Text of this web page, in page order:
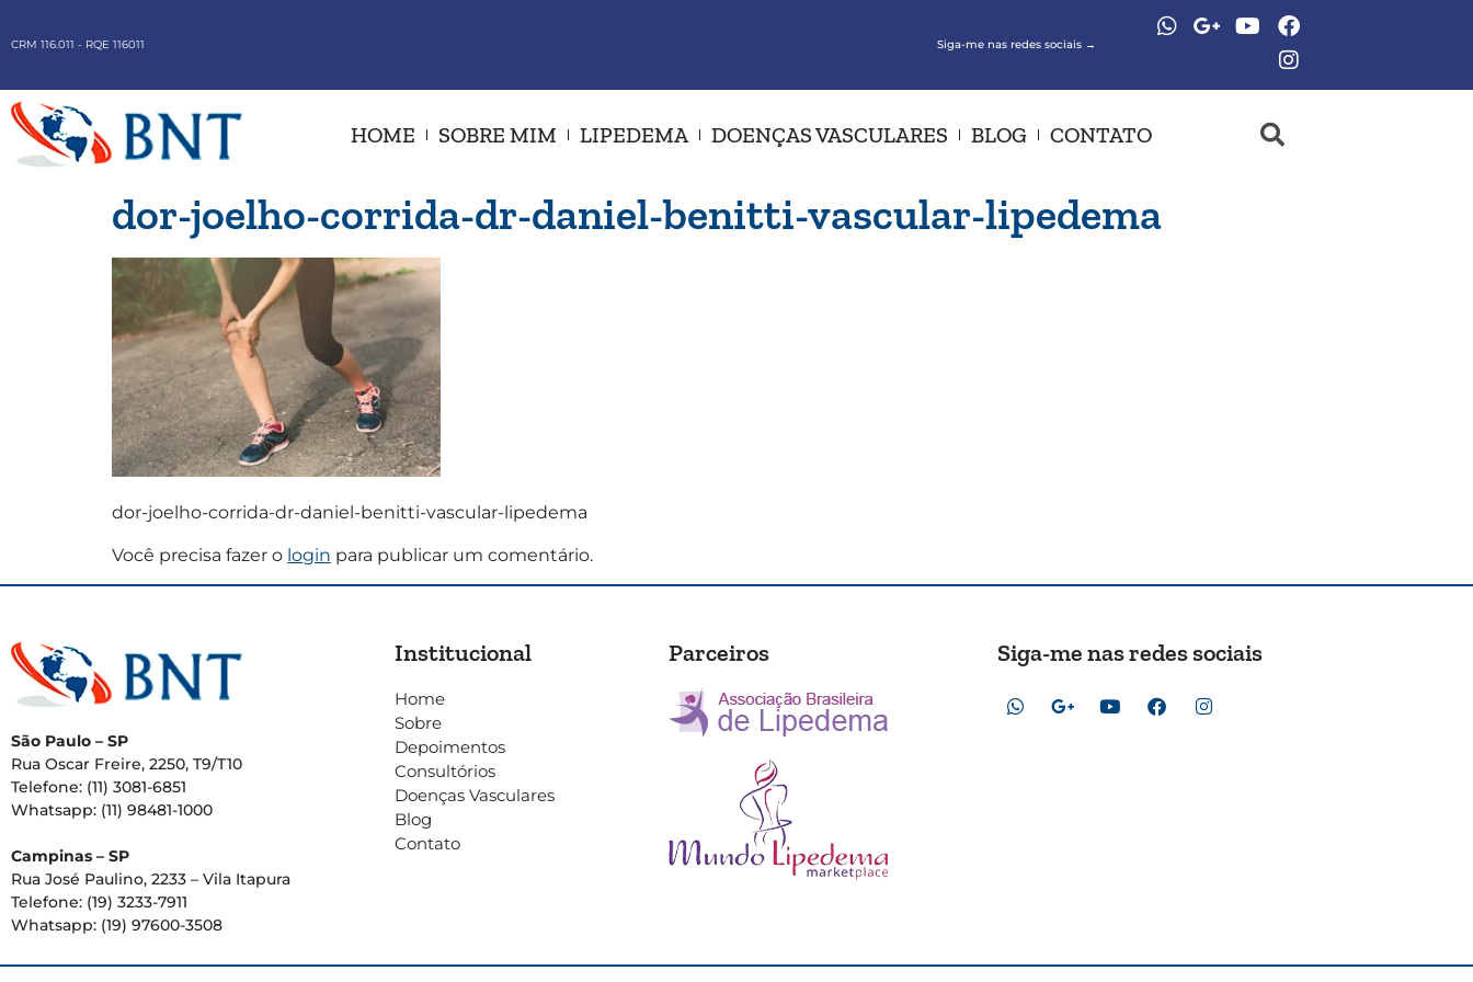
CRM 116.011 - RQE 116011 Siga-me nas redes sociais →
HOME SOBRE MIM LIPEDEMA DOENÇAS VASCULARES BLOG CONTATO
dor-joelho-corrida-dr-daniel-benitti-vascular-lipedema
dor-joelho-corrida-dr-daniel-benitti-vascular-lipedema
Você precisa fazer o login para publicar um comentário.
São Paulo – SP
Rua Oscar Freire, 2250, T9/T10
Telefone: (11) 3081-6851
Whatsapp: (11) 98481-1000
Campinas – SP
Rua José Paulino, 2233 – Vila Itapura
Telefone: (19) 3233-7911
Whatsapp: (19) 97600-3508
Institucional
Home
Sobre
Depoimentos
Consultórios
Doenças Vasculares
Blog
Contato
Parceiros Siga-me nas redes sociais